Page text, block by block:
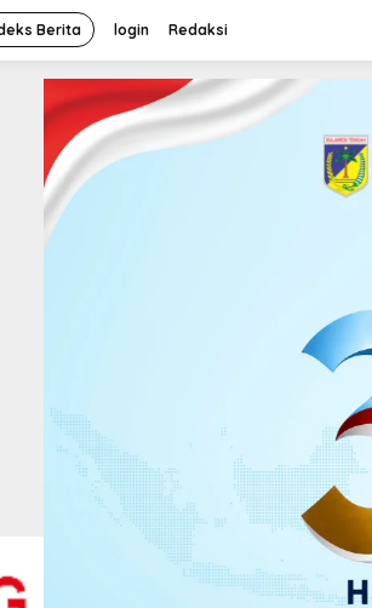
Berita login Redaksi